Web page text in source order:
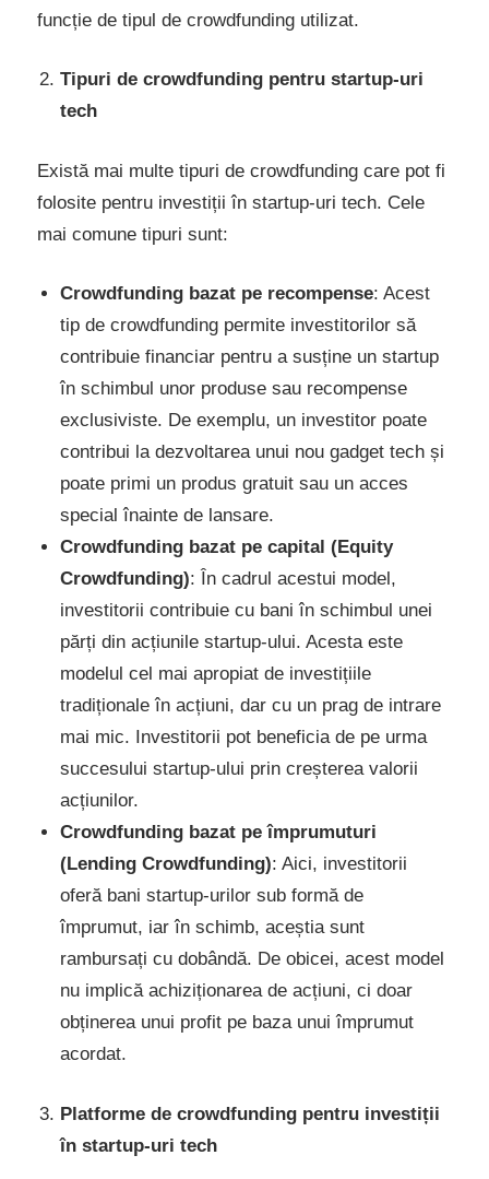
funcție de tipul de crowdfunding utilizat.
Tipuri de crowdfunding pentru startup-uri
tech
Există mai multe tipuri de crowdfunding care pot fi
folosite pentru investiții în startup-uri tech. Cele
mai comune tipuri sunt:
Crowdfunding bazat pe recompense: Acest
tip de crowdfunding permite investitorilor să
contribuie financiar pentru a susține un startup
în schimbul unor produse sau recompense
exclusiviste. De exemplu, un investitor poate
contribui la dezvoltarea unui nou gadget tech și
poate primi un produs gratuit sau un acces
special înainte de lansare.
Crowdfunding bazat pe capital (Equity
Crowdfunding): În cadrul acestui model,
investitorii contribuie cu bani în schimbul unei
părți din acțiunile startup-ului. Acesta este
modelul cel mai apropiat de investițiile
tradiționale în acțiuni, dar cu un prag de intrare
mai mic. Investitorii pot beneficia de pe urma
succesului startup-ului prin creșterea valorii
acțiunilor.
Crowdfunding bazat pe împrumuturi
(Lending Crowdfunding): Aici, investitorii
oferă bani startup-urilor sub formă de
împrumut, iar în schimb, aceștia sunt
rambursați cu dobândă. De obicei, acest model
nu implică achiziționarea de acțiuni, ci doar
obținerea unui profit pe baza unui împrumut
acordat.
Platforme de crowdfunding pentru investiții
în startup-uri tech